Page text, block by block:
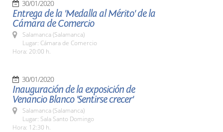
30/01/2020
Entrega de la 'Medalla al Mérito' de la
Cámara de Comercio
Salamanca (Salamanca)
Lugar: Cámara de Comercio
Hora: 20:00 h.
30/01/2020
Inauguración de la exposición de
Venancio Blanco 'Sentirse crecer'
Salamanca (Salamanca)
Lugar: Sala Santo Domingo
Hora: 12:30 h.